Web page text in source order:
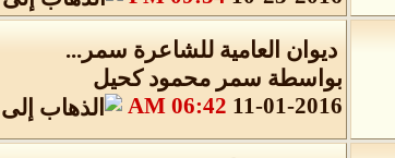
ديوان العامية للشاعرة سمر...
بواسطة سمر محمود كحيل
11-01-2016
06:42 AM